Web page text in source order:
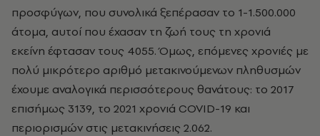
προσφύγων, που συνολικά ξεπέρασαν το 1-1.500.000
άτομα, αυτοί που έχασαν τη ζωή τους τη χρονιά
εκείνη έφτασαν τους 4055. Όμως, επόμενες χρονιές με
πολύ μικρότερο αριθμό μετακινούμενων πληθυσμών
έχουμε αναλογικά περισσότερους θανάτους: το 2017
επισήμως 3139, το 2021 χρονιά COVID-19 και
περιορισμών στις μετακινήσεις 2.062.